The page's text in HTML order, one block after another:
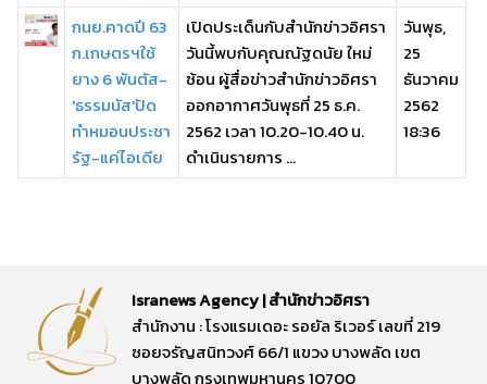
กนย.คาดปี 63
ก.เกษตรฯใช้
ยาง 6 พันตัส-
'ธรรมนัส'ปัด
ทำหมอนประชา
รัฐ-แค่ไอเดีย
เปิดประเด็นกับสำนักข่าวอิศรา
วันนี้พบกับคุณณัฐดนัย ใหม่
ซ้อน ผู้สื่อข่าวสำนักข่าวอิศรา
ออกอากาศวันพุธที่ 25 ธ.ค.
2562 เวลา 10.20-10.40 น.
ดำเนินรายการ ...
วันพุธ,
25
ธันวาคม
2562
18:36
Isranews Agency | สำนักข่าวอิศรา
สำนักงาน : โรงแรมเดอะ รอยัล ริเวอร์ เลขที่ 219
ซอยจรัญสนิทวงศ์ 66/1 แขวง บางพลัด เขต
บางพลัด กรุงเทพมหานคร 10700